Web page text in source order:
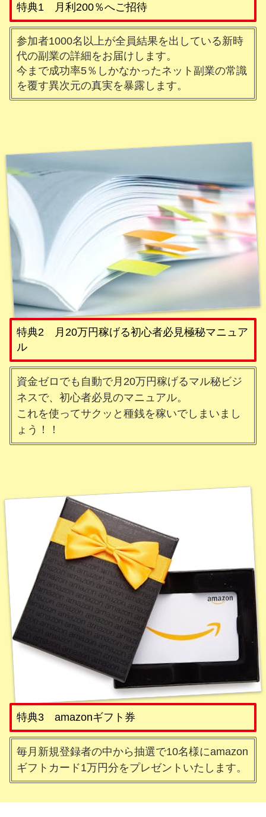
特典1 月利200％へご招待
参加者1000名以上が全員結果を出している新時
代の副業の詳細をお届けします。
今まで成功率5％しかなかったネット副業の常識
を覆す異次元の真実を暴露します。
特典2 月20万円稼げる初心者必見極秘マニュア
ル
資金ゼロでも自動で月20万円稼げるマル秘ビジ
ネスで、初心者必見のマニュアル。
これを使ってサクッと種銭を稼いでしまいまし
ょう！！
特典3 amazonギフト券
毎月新規登録者の中から抽選で10名様にamazon
ギフトカード1万円分をプレゼントいたします。